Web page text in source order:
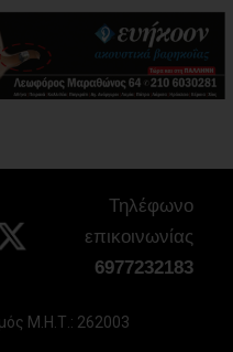
Τηλέφωνο
επικοινωνίας
6977232183
Μ.Η.Τ.: 262003